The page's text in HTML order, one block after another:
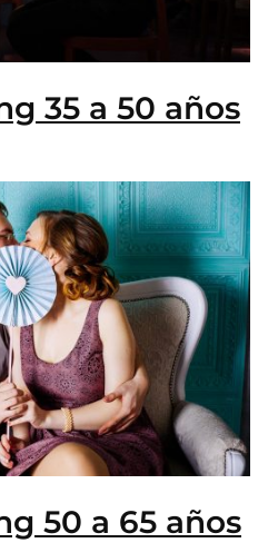
35 a 50 años
50 a 65 años